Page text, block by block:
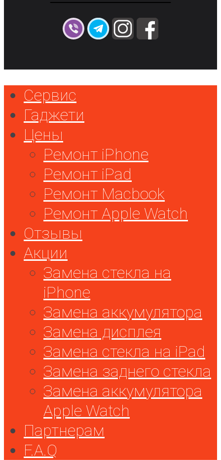
Сервис
Гаджети
Цены
Ремонт iPhone
Ремонт iPad
Ремонт Macbook
Ремонт Apple Watch
Отзывы
Акции
Замена стекла на
iPhone
Замена аккумулятора
Замена дисплея
Замена стекла на iPad
Замена заднего стекла
Замена аккумулятора
Apple Watch
Партнерам
F.A.Q